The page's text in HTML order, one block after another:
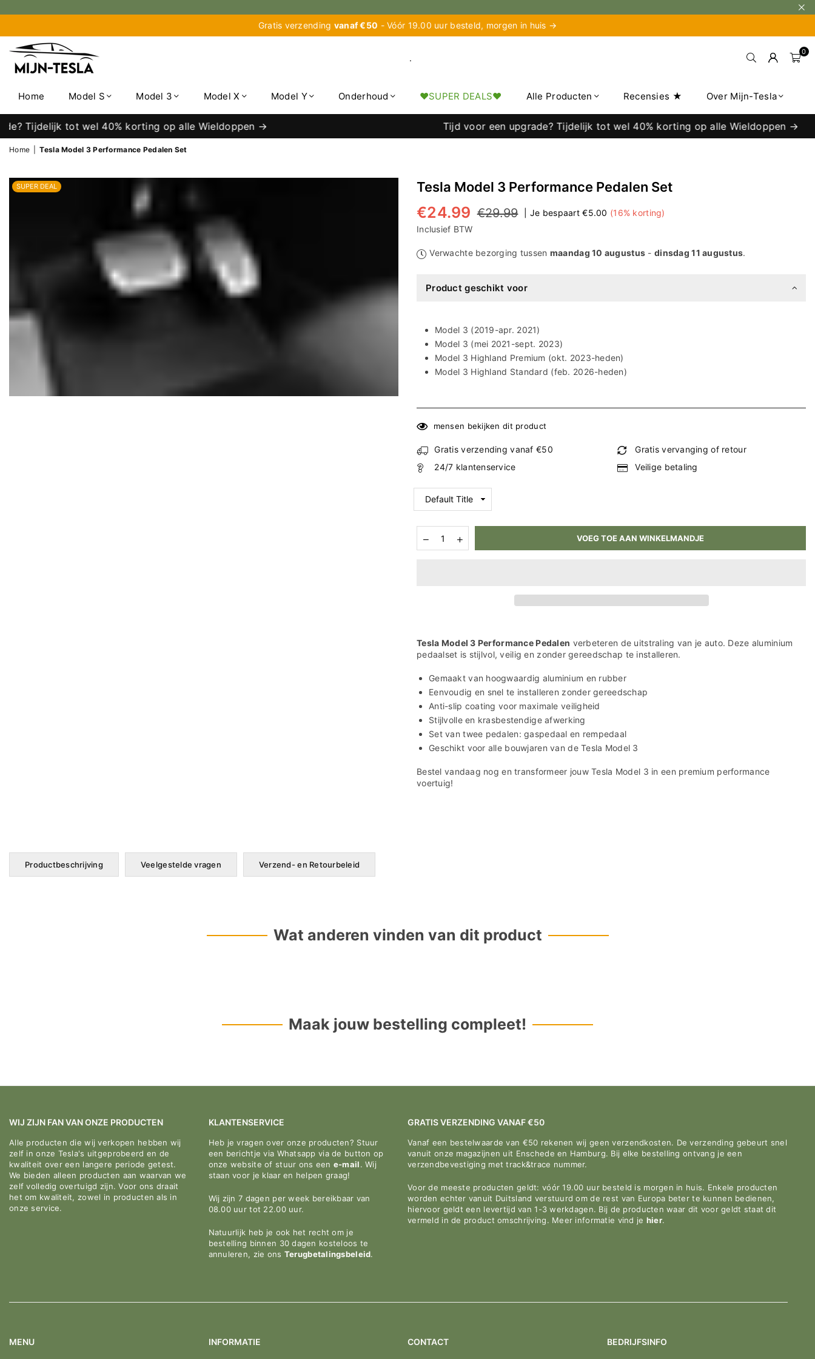
Ã
¢
Gratis verzending vanaf €50 - Vóór 19.00 uur besteld, morgen in huis →
TESLA
.
0
Home Model S Model 3 Model X Model Y Onderhoud ♥︎SUPER DEALS♥︎ Alle Producten Recensies ★ Over Mijn-Tesla
Tijdelijk tot wel 40% korting op alle Wieldoppen → Tijd voor een upgrade? Tijdelijk tot wel 40% korting op alle Wieldoppen →
Home Tesla Model 3 Performance Pedalen Set
SUPER DEAL Tesla Model 3 Performance Pedalen Set
Normale
prijs
€24.99 €29.99 Je bespaart €5.00 (16% korting)
Inclusief BTW
Verwachte bezorging tussen maandag 10 augustus -dinsdag 11 augustus.
Product geschikt voor
Model 3 (2019-apr. 2021)
Model 3 (mei 2021-sept. 2023)
Model 3 Highland Premium (okt. 2023-heden)
Model 3 Highland Standard (feb. 2026-heden)
mensen bekijken dit product
Gratis verzending vanaf €50
Gratis vervanging of retour
24/7 klantenservice
Veilige betaling
Aantal
verlagen
Aantal
verhogen
VOEG TOE AAN WINKELMANDJE
Tesla Model 3 Performance Pedalen verbeteren de uitstraling van je auto. Deze aluminium
pedaalset is stijlvol, veilig en zonder gereedschap te installeren.
Gemaakt van hoogwaardig aluminium en rubber
Eenvoudig en snel te installeren zonder gereedschap
Anti-slip coating voor maximale veiligheid
Stijlvolle en krasbestendige afwerking
Set van twee pedalen: gaspedaal en rempedaal
Geschikt voor alle bouwjaren van de Tesla Model 3
Bestel vandaag nog en transformeer jouw Tesla Model 3 in een premium performance
voertuig!
Productbeschrijving Veelgestelde vragen Verzend- en Retourbeleid
Wat anderen vinden van dit product
Maak jouw bestelling compleet!
WIJ ZIJN FAN VAN ONZE PRODUCTEN
Alle producten die wij verkopen hebben wij
zelf in onze Tesla's uitgeprobeerd en de
kwaliteit over een langere periode getest.
We bieden alleen producten aan waarvan we
zelf volledig overtuigd zijn. Voor ons draait
het om kwaliteit, zowel in producten als in
onze service.
KLANTENSERVICE
Heb je vragen over onze producten? Stuur
een berichtje via Whatsapp via de button op
onze website of stuur ons een e-mail. Wij
staan voor je klaar en helpen graag!
Wij zijn 7 dagen per week bereikbaar van
08.00 uur tot 22.00 uur.
Natuurlijk heb je ook het recht om je
bestelling binnen 30 dagen kosteloos te
annuleren, zie ons Terugbetalingsbeleid.
GRATIS VERZENDING VANAF €50
Vanaf een bestelwaarde van €50 rekenen wij geen verzendkosten. De verzending gebeurt snel
vanuit onze magazijnen uit Enschede en Hamburg. Bij elke bestelling ontvang je een
verzendbevestiging met track&trace nummer.
Voor de meeste producten geldt: vóór 19.00 uur besteld is morgen in huis. Enkele producten
worden echter vanuit Duitsland verstuurd om de rest van Europa beter te kunnen bedienen,
hiervoor geldt een levertijd van 1-3 werkdagen. Bij de producten waar dit voor geldt staat dit
vermeld in de product omschrijving. Meer informatie vind je hier.
MENU INFORMATIE CONTACT BEDRIJFSINFO